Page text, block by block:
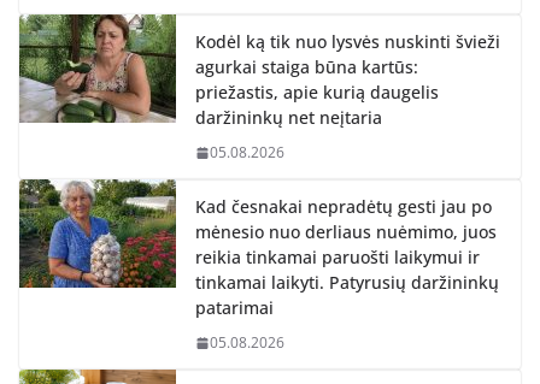
Kodėl ką tik nuo lysvės nuskinti švieži
agurkai staiga būna kartūs:
priežastis, apie kurią daugelis
daržininkų net neįtaria
05.08.2026
Kad česnakai nepradėtų gesti jau po
mėnesio nuo derliaus nuėmimo, juos
reikia tinkamai paruošti laikymui ir
tinkamai laikyti. Patyrusių daržininkų
patarimai
05.08.2026